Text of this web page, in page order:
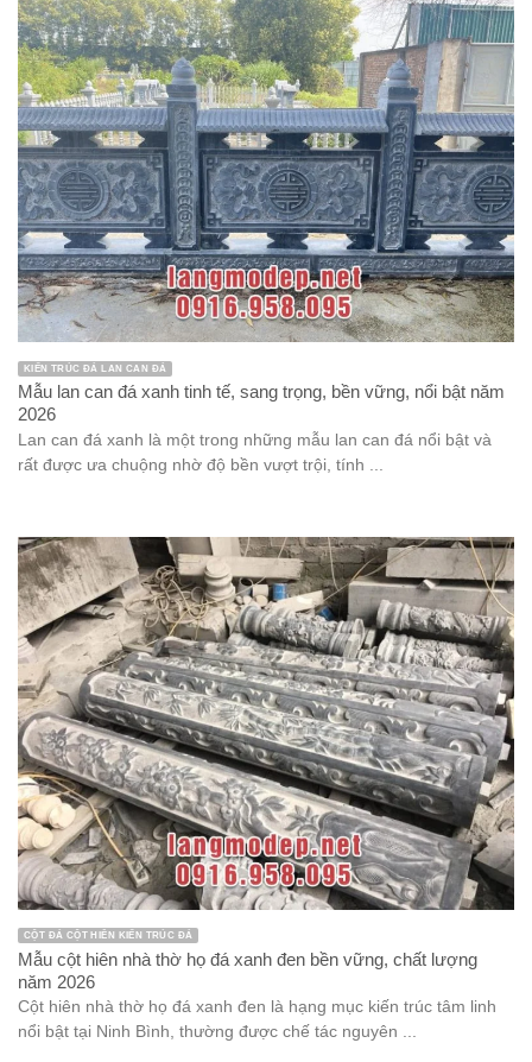
KIẾN TRÚC ĐÁ LAN CAN ĐÁ
Mẫu lan can đá xanh tinh tế, sang trọng, bền vững, nổi bật năm
2026
Lan can đá xanh là một trong những mẫu lan can đá nổi bật và
rất được ưa chuộng nhờ độ bền vượt trội, tính ...
CỘT ĐÁ CỘT HIÊN KIẾN TRÚC ĐÁ
Mẫu cột hiên nhà thờ họ đá xanh đen bền vững, chất lượng
năm 2026
Cột hiên nhà thờ họ đá xanh đen là hạng mục kiến trúc tâm linh
nổi bật tại Ninh Bình, thường được chế tác nguyên ...